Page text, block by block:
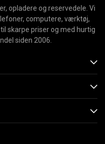
opladere og reservedele. Vi
computere, værktøj,
skarpe priser og med hurtig
siden 2006.